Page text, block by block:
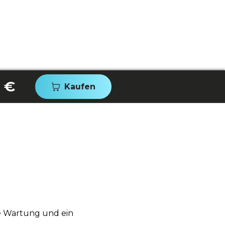
€ Kaufen
Wartung und ein